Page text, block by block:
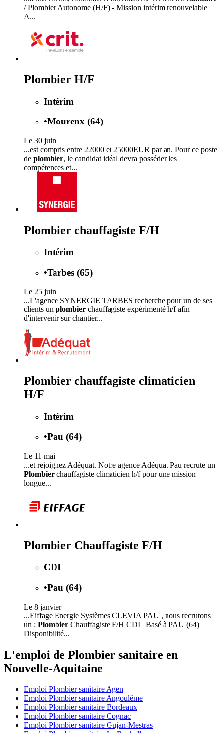
/ Plombier Autonome (H/F) - Mission intérim renouvelable
A...
Plombier H/F
Intérim
•Mourenx (64)
Le 30 juin
...est compris entre 22000 et 25000EUR par an. Pour ce poste
de plombier, le candidat idéal devra posséder les
compétences et...
Plombier chauffagiste F/H
Intérim
•Tarbes (65)
Le 25 juin
...L'agence SYNERGIE TARBES recherche pour un de ses
clients un plombier chauffagiste expérimenté h/f afin
d'intervenir sur chantier...
Plombier chauffagiste climaticien
H/F
Intérim
•Pau (64)
Le 11 mai
...et rejoignez Adéquat. Notre agence Adéquat Pau recrute un
Plombier chauffagiste climaticien h/f pour une mission
longue...
Plombier Chauffagiste F/H
CDI
•Pau (64)
Le 8 janvier
...Eiffage Energie Systèmes CLEVIA PAU , nous recrutons
un : Plombier Chauffagiste F/H CDI | Basé à PAU (64) |
Disponibilité...
L'emploi de Plombier sanitaire en
Nouvelle-Aquitaine
Emploi Plombier sanitaire Agen
Emploi Plombier sanitaire Angoulême
Emploi Plombier sanitaire Bordeaux
Emploi Plombier sanitaire Cognac
Emploi Plombier sanitaire Gujan-Mestras